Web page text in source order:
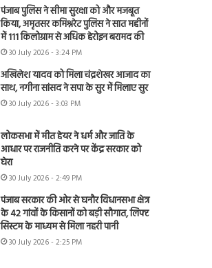
पंजाब पुलिस ने सीमा सुरक्षा को और मजबूत
किया, अमृतसर कमिश्नरेट पुलिस ने सात महीनों
में 111 किलोग्राम से अधिक हेरोइन बरामद की
30 July 2026 - 3:24 PM
अखिलेश यादव को मिला चंद्रशेखर आजाद का
साथ, नगीना सांसद ने सपा के सुर में मिलाए सुर
30 July 2026 - 3:03 PM
लोकसभा में मीत हेयर ने धर्म और जाति के
आधार पर राजनीति करने पर केंद्र सरकार को
घेरा
30 July 2026 - 2:49 PM
पंजाब सरकार की ओर से घनौर विधानसभा क्षेत्र
के 42 गांवों के किसानों को बड़ी सौगात, लिफ्ट
सिस्टम के माध्यम से मिला नहरी पानी
30 July 2026 - 2:25 PM